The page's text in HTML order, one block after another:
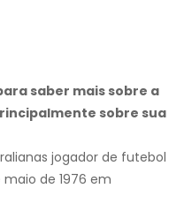
saber mais sobre a
sobre sua
jogador de futebol
de 1976 em